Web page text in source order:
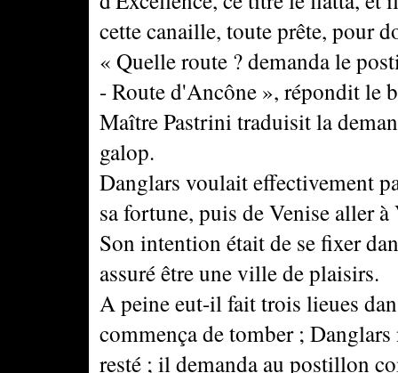
cette canaille, toute prête, pour
« Quelle route ? demanda le
- Route d'Ancône », répondit le
Maître Pastrini traduisit la
galop.
Danglars voulait effectivement
sa fortune, puis de Venise aller
Son intention était de se fixer
assuré être une ville de plaisirs.
A peine eut-il fait trois lieues
commença de tomber ;
resté ; il demanda au postillon